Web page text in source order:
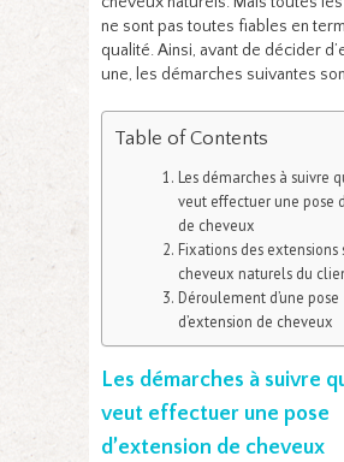
ne sont pas toutes fiables en
qualité. Ainsi, avant de décider
une, les démarches suivantes
Table of Contents
Les démarches à suivre
veut effectuer une pose
de cheveux
Fixations des extensions
cheveux naturels du
Déroulement d’une pose
d’extension de cheveux
Les démarches à suivre
veut effectuer une pose
d’extension de cheveux